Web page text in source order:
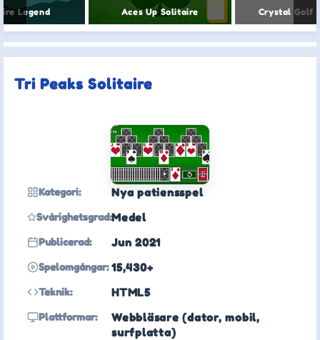
Legend Aces Up Solitaire Crystal Golf
Tri Peaks Solitaire
Kategori: Nya patiensspel
Svårighetsgrad:Medel
Publicerad: Jun 2021
Spelomgångar: 15,430+
Teknik: HTML5
Plattformar:
Webbläsare (dator, mobil,
surfplatta)